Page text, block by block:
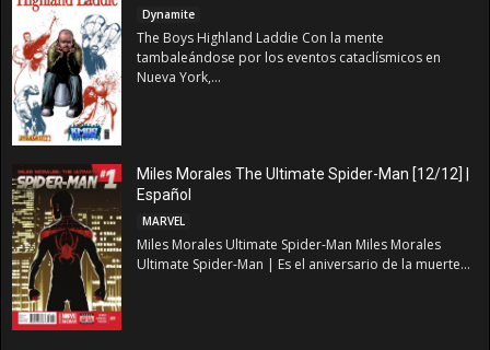
Dynamite
The Boys Highland Laddie Con la mente
tambaleándose por los eventos cataclísmicos en
Nueva York,...
Miles Morales The Ultimate Spider-Man [12/12] |
Español
MARVEL
Miles Morales Ultimate Spider-Man Miles Morales
Ultimate Spider-Man | Es el aniversario de la muerte...